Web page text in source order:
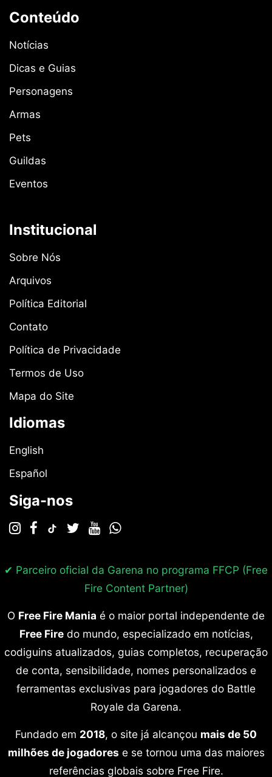
Conteúdo
Notícias
Dicas e Guias
Personagens
Armas
Pets
Guildas
Eventos
Institucional
Sobre Nós
Arquivos
Política Editorial
Contato
Política de Privacidade
Termos de Uso
Mapa do Site
Idiomas
English
Español
Siga-nos
✔ Parceiro oficial da Garena no programa FFCP (Free
Fire Content Partner)
O Free Fire Mania é o maior portal independente de
Free Firedo mundo, especializado em notícias,
codiguins atualizados, guias completos, recuperação
de conta, sensibilidade, nomes personalizados e
ferramentas exclusivas para jogadores do Battle
Royale da Garena.
Fundado em 2018, o site já alcançou mais de 50
milhões de jogadores e se tornou uma das maiores
referências globais sobre Free Fire.